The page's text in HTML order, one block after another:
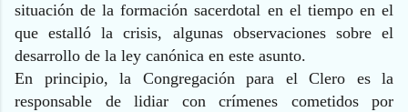
situación de la formación sacerdotal en el tiempo en el
que estalló la crisis, algunas observaciones sobre el
desarrollo de la ley canónica en este asunto.
En principio, la Congregación para el Clero es la
responsable de lidiar con crímenes cometidos por